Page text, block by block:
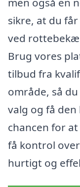
sikre, at du
ved
Brug vores
tilbud fra
område, så
valg og få
chancen for
få kontrol
hurtigt og